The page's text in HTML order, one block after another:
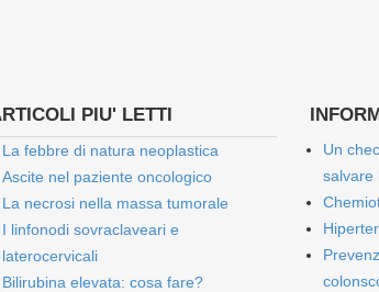
PIU' LETTI
La febbre di natura neoplastica
Ascite nel paziente oncologico
La necrosi nella massa tumorale
I linfonodi sovraclaveari e
laterocervicali
Bilirubina elevata: cosa fare?
Un
salvare